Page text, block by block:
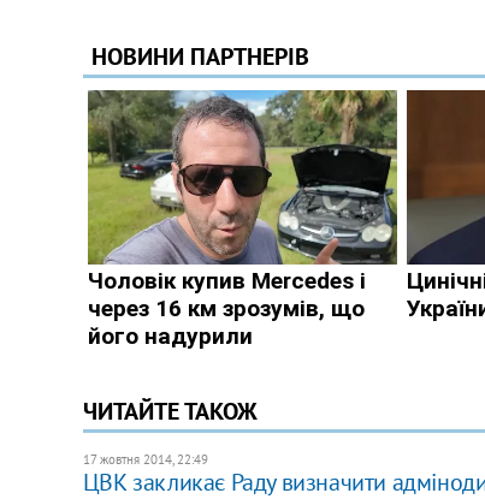
ЧИТАЙТЕ ТАКОЖ
17 жовтня 2014, 22:49
ЦВК закликає Раду визначити